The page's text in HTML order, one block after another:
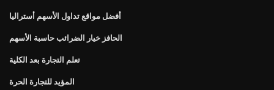
أفضل مواقع تداول الأسهم أستراليا
الحافز خيار الضرائب حاسبة الأسهم
تعلم التجارة بعد الكلية
المؤيد للتجارة الحرة